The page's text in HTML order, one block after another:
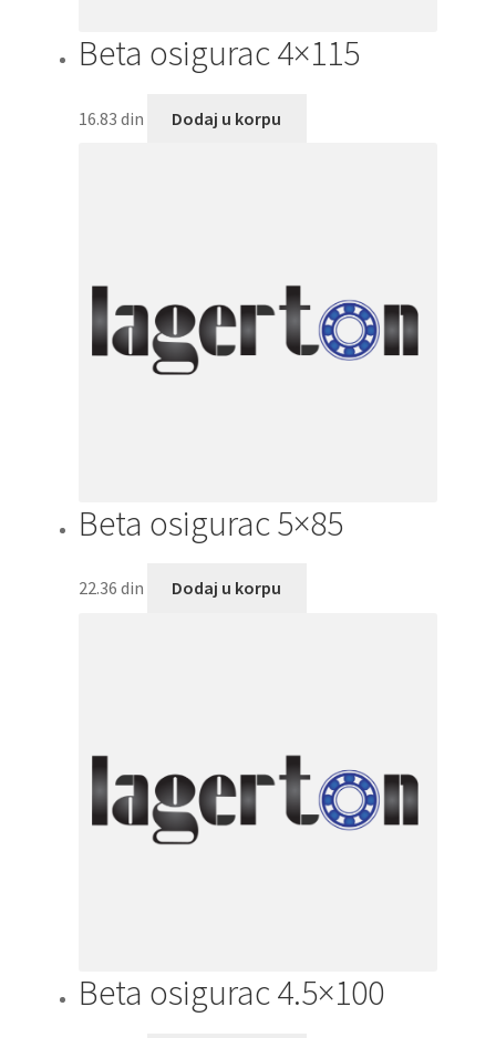
Beta osigurac 4×115
16.83 din Dodaj u korpu
Beta osigurac 5×85
22.36 din Dodaj u korpu
Beta osigurac 4.5×100